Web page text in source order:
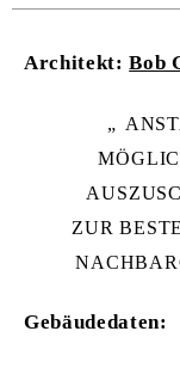
Architekt:Bob
ZUR
Gebäudedaten: